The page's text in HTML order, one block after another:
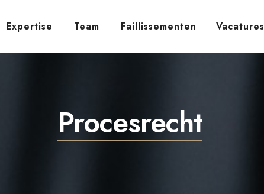
Expertise Team Faillissementen Vacatures
Procesrecht